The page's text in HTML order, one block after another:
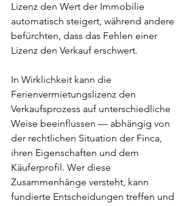
Lizenz den Wert der Immobilie
automatisch steigert, während andere
befürchten, dass das Fehlen einer
Lizenz den Verkauf erschwert.
In Wirklichkeit kann die
Ferienvermietungslizenz den
Verkaufsprozess auf unterschiedliche
Weise beeinflussen — abhängig von
der rechtlichen Situation der Finca,
ihren Eigenschaften und dem
Käuferprofil. Wer diese
Zusammenhänge versteht, kann
fundierte Entscheidungen treffen und